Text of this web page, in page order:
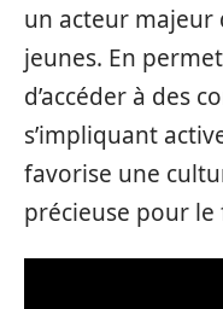
un acteur majeur
jeunes. En
d’accéder à des
s’impliquant
favorise une
précieuse pour le